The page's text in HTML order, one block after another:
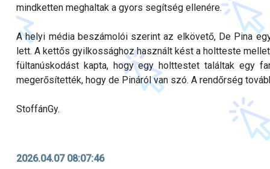
mindketten meghaltak a gyors segítség ellenére.
A helyi média beszámolói szerint az elkövető, De Pina
lett. A kettős gyilkossághoz használt kést a holtteste
fültanúskodást kapta, hogy egy holttestet találtak egy
megerősítették, hogy de Pináról van szó. A rendőrség
StoffánGy.
2026.04.07 08:07:46